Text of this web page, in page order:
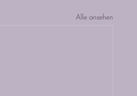
Alle ansehen